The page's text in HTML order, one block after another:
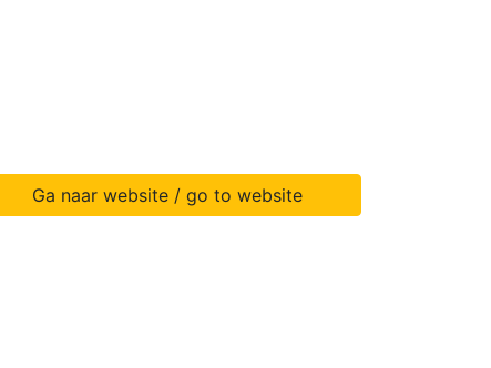
Ga naar website / go to website